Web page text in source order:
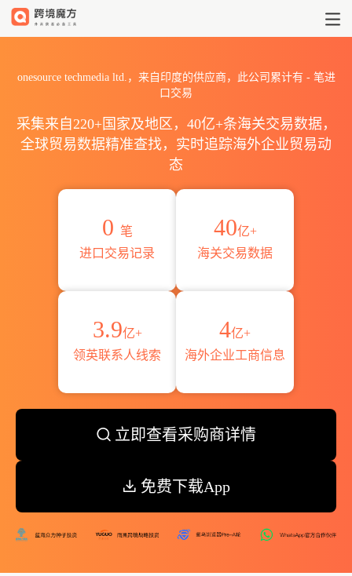
onesource techmedia ltd.，来自印度的供应商，此公司累计有 -笔进
口交易
采集来自220+国家及地区，40亿+条海关交易数据，
全球贸易数据精准查找，实时追踪海外企业贸易动
态
0 笔
进口交易记录
40亿+
海关交易数据
3.9亿+
领英联系人线索
4亿+
海外企业工商信息
立即查看采购商详情
免费下载App